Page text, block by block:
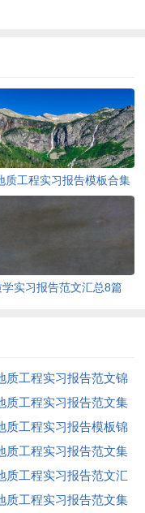
质工程实习报告模板合集
学实习报告范文汇总8篇
质工程实习报告范文锦
质工程实习报告范文集
质工程实习报告模板锦
质工程实习报告范文集
质工程实习报告范文汇
质工程实习报告范文集